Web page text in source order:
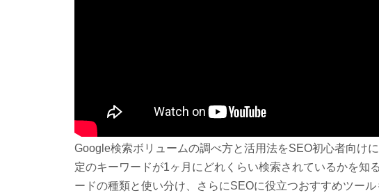
Google検索ボリュームの調べ方と活用法をSEO初心者向け
定のキーワードが1ヶ月にどれくらい検索されているかを知
ードの種類と使い分け、さらにSEOに役立つおすすめツール